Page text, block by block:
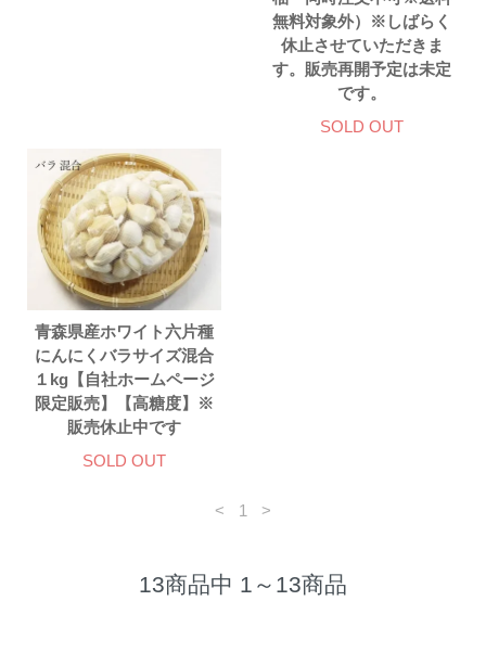
無料対象外）※しばらく
休止させていただきま
す。販売再開予定は未定
です。
SOLD OUT
青森県産ホワイト六片種
にんにくバラサイズ混合
１kg【自社ホームページ
限定販売】【高糖度】※
販売休止中です
SOLD OUT
< 1 >
13商品中 1～13商品